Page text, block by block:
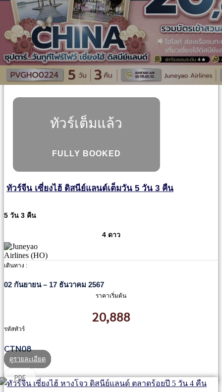
ทัวร์เต็มแล้ว
FULLY BOOKED
ทัวร์จีน เซี่ยงไฮ้ ดิสนีย์แลนด์เต็มวัน 5 วัน 3 คืน
5 วัน 3 คืน
4 ดาว
เดินทาง :
02 กันยายน – 17 ธันวาคม 2567
ราคาเริ่มต้น
20,888
รหัสทัวร์
CTN08
ดูรายละเอียด
PDF